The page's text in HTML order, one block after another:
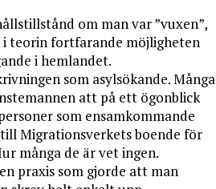
om man var ”vuxen”,
i teorin fortfarande möjligheten
i hemlandet.
som asylsökande. Många
att på ett ögonblick
som ensamkommande
Migrationsverkets boende för
många de är vet ingen.
praxis som gjorde att man